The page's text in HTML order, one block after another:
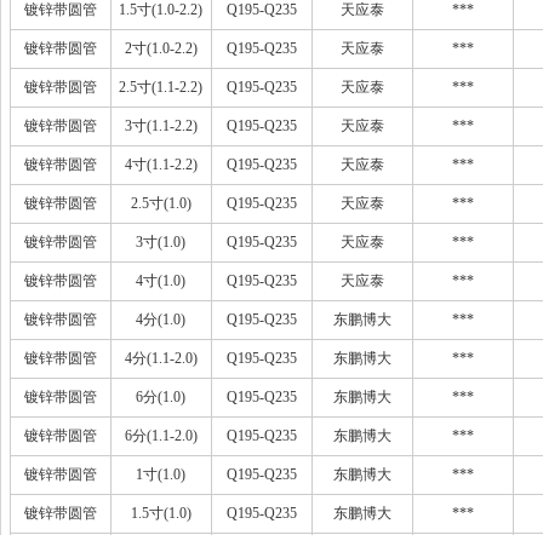
镀锌带圆管 1.5寸(1.0-2.2) Q195-Q235 天应泰 ***
镀锌带圆管 2寸(1.0-2.2) Q195-Q235 天应泰 ***
镀锌带圆管 2.5寸(1.1-2.2) Q195-Q235 天应泰 ***
镀锌带圆管 3寸(1.1-2.2) Q195-Q235 天应泰 ***
镀锌带圆管 4寸(1.1-2.2) Q195-Q235 天应泰 ***
镀锌带圆管 2.5寸(1.0) Q195-Q235 天应泰 ***
镀锌带圆管 3寸(1.0) Q195-Q235 天应泰 ***
镀锌带圆管 4寸(1.0) Q195-Q235 天应泰 ***
镀锌带圆管 4分(1.0) Q195-Q235 东鹏博大 ***
镀锌带圆管 4分(1.1-2.0) Q195-Q235 东鹏博大 ***
镀锌带圆管 6分(1.0) Q195-Q235 东鹏博大 ***
镀锌带圆管 6分(1.1-2.0) Q195-Q235 东鹏博大 ***
镀锌带圆管 1寸(1.0) Q195-Q235 东鹏博大 ***
镀锌带圆管 1.5寸(1.0) Q195-Q235 东鹏博大 ***